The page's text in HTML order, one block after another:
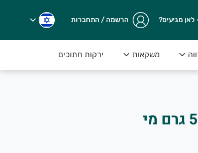
לאן מגיעים? הרשמה / התחברות
משקאות ירקות חתוכים
סלט חומוס הכי אחי 500 גרם מי